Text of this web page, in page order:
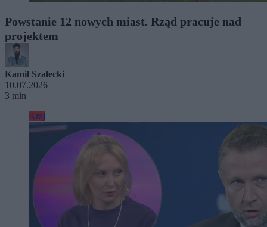
Powstanie 12 nowych miast. Rząd pracuje nad
projektem
Kamil Szałecki
10.07.2026
3 min
Kraj